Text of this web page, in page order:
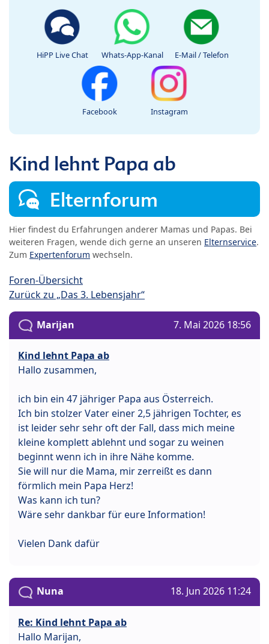
HiPP Live Chat Whats-App-Kanal E-Mail / Telefon
Facebook Instagram
Kind lehnt Papa ab
Elternforum
Hier findest du Erfahrungen anderer Mamas und Papas. Bei
weiteren Fragen, wende dich gerne an unseren Elternservice.
Zum Expertenforum wechseln.
Foren-Übersicht
Zurück zu „Das 3. Lebensjahr“
Marijan 7. Mai 2026 18:56
Kind lehnt Papa ab
Hallo zusammen,
ich bin ein 47 jähriger Papa aus Österreich.
Ich bin stolzer Vater einer 2,5 jährigen Tochter, es
ist leider sehr sehr oft der Fall, dass mich meine
kleine komplett ablehnt und sogar zu weinen
beginnt wenn ich in ihre Nähe komme.
Sie will nur die Mama, mir zerreißt es dann
förmlich mein Papa Herz!
Was kann ich tun?
Wäre sehr dankbar für eure Information!
Vielen Dank dafür
Nuna 18. Jun 2026 11:24
Re: Kind lehnt Papa ab
Hallo Marijan,